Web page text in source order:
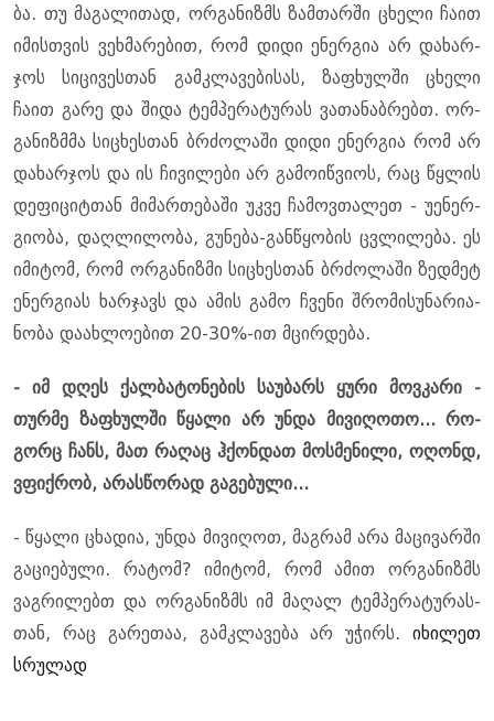
ბა. თუ მა­გა­ლი­თად, ორ­გა­ნიზმს ზამ­თარ­ში ცხე­ლი ჩაით
იმის­თვის ვეხ­მა­რე­ბით, რომ დიდი ენერ­გია არ და­ხარ­
ჯოს სი­ცი­ვეს­თან გამ­კლა­ვე­ბი­სას, ზა­ფხულ­ში ცხე­ლი
ჩაით გარე და შიდა ტემ­პე­რა­ტუ­რას ვა­თა­ნაბ­რებთ. ორ­
გა­ნიზ­მმა სი­ცხეს­თან ბრძო­ლა­ში დიდი ენერ­გია რომ არ
და­ხარ­ჯოს და ის ჩი­ვი­ლე­ბი არ გა­მო­იწ­ვი­ოს, რაც წყლის
დე­ფი­ციტ­თან მი­მარ­თე­ბა­ში უკვე ჩა­მოვ­თა­ლეთ - უე­ნერ­
გი­ო­ბა, დაღ­ლი­ლო­ბა, გუ­ნე­ბა-გან­წყო­ბის ცვლი­ლე­ბა. ეს
იმი­ტომ, რომ ორ­გა­ნიზ­მი სი­ცხეს­თან ბრძო­ლა­ში ზედ­მეტ
ენერ­გი­ას ხარ­ჯავს და ამის გამო ჩვე­ნი შრო­მი­სუ­ნა­რი­ა­
ნო­ბა და­ახ­ლო­ე­ბით 20-30%-ით მცირ­დე­ბა.
- იმ დღეს ქალ­ბა­ტო­ნე­ბის სა­უ­ბარს ყური მოვ­კა­რი -
თურ­მე ზა­ფხულ­ში წყა­ლი არ უნდა მი­ვი­ღო­თო... რო­
გორც ჩანს, მათ რა­ღაც ჰქონ­დათ მოს­მე­ნი­ლი, ოღონდ,
ვფიქ­რობ, არას­წო­რად გა­გე­ბუ­ლი...
- წყა­ლი ცხა­დია, უნდა მი­ვი­ღოთ, მაგ­რამ არა მა­ცი­ვარ­ში
გა­ცი­ე­ბუ­ლი. რა­ტომ? იმი­ტომ, რომ ამით ორ­გა­ნიზმს
ვაგ­რი­ლებთ და ორ­გა­ნიზმს იმ მა­ღალ ტემ­პე­რა­ტუ­რას­
თან, რაც გა­რე­თაა, გამ­კლა­ვე­ბა არ უჭირს. იხილეთ
სრულად